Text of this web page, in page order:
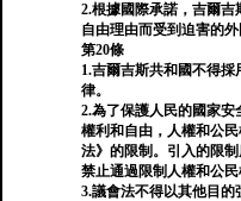
2.根據國際承諾，吉爾吉
自由理由而受到迫害的
第20條
1.吉爾吉斯共和國不得
律。
2.為了保護人民的國家
權利和自由，人權和公
法》的限制。引入的限制
禁止通過限制人權和公民
3.議會法不得以其他目